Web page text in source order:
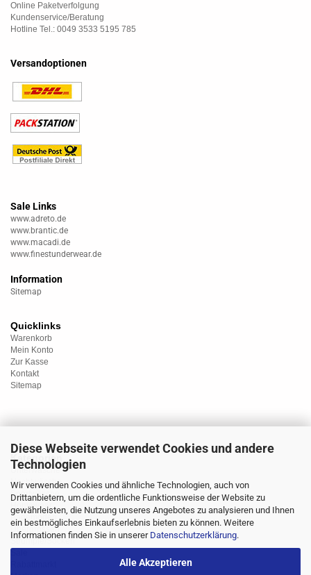
Diese Webseite verwendet Cookies und andere
Technologien
Wir verwenden Cookies und ähnliche Technologien, auch von
Drittanbietern, um die ordentliche Funktionsweise der Website zu
gewährleisten, die Nutzung unseres Angebotes zu analysieren und Ihnen
ein bestmögliches Einkaufserlebnis bieten zu können. Weitere
Informationen finden Sie in unserer Datenschutzerklärung.
Alle Akzeptieren
Online Paketverfolgung
Kundenservice/Beratung
Hotline Tel.: 0049 3533 5195 785
Versandoptionen
Sale Links
www.adreto.de
www.brantic.de
www.macadi.de
www.finestunderwear.de
Information
Sitemap
Quicklinks
Warenkorb
Mein Konto
Zur Kasse
Kontakt
Sitemap
Kategorien
Unterwäsche
Nachtwäsche
Sportwäsche
Homewear
Bademoden
Übergrössen
Strümpfe/Socken